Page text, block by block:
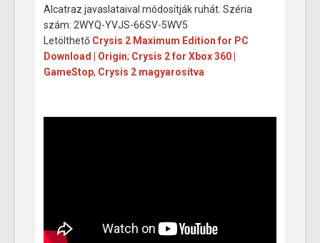
Alcatraz javaslataival módosítják ruhát. Széria
szám: 2WYQ-YVJS-66SV-5WV5
Letölthető Crysis 2 Maximum Edition for PC
Download | Origin; Crysis 2 for Xbox 360 |
GameStop, Crysis 2 magyarosítva